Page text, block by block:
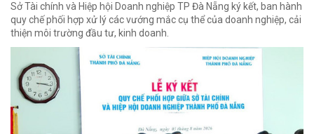
Sở Tài chính và Hiệp hội Doanh nghiệp TP Đà Nẵng ký kết, ban hành
quy chế phối hợp xử lý các vướng mắc cụ thể của doanh nghiệp, cải
thiện môi trường đầu tư, kinh doanh.